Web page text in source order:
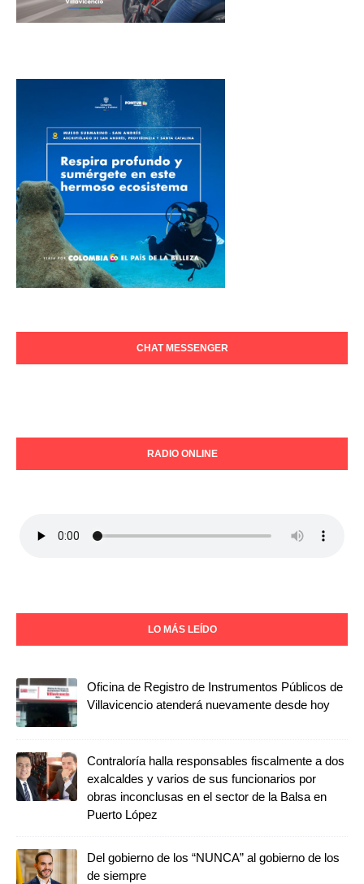
CHAT MESSENGER
RADIO ONLINE
LO MÁS LEÍDO
Oficina de Registro de Instrumentos Públicos de
Villavicencio atenderá nuevamente desde hoy
Contraloría halla responsables fiscalmente a dos
exalcaldes y varios de sus funcionarios por
obras inconclusas en el sector de la Balsa en
Puerto López
Del gobierno de los “NUNCA” al gobierno de los
de siempre